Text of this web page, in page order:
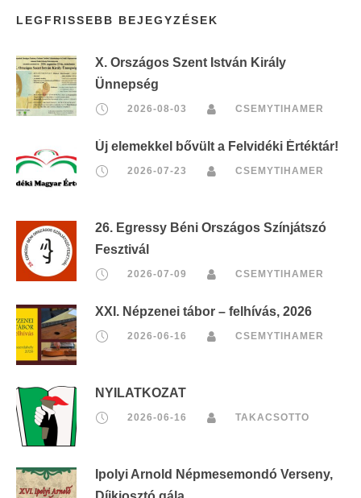
LEGFRISSEBB BEJEGYZÉSEK
X. Országos Szent István Király
Ünnepség
2026-08-03 CSEMYTIHAMER
Új elemekkel bővült a Felvidéki Értéktár!
2026-07-23 CSEMYTIHAMER
26. Egressy Béni Országos Színjátszó
Fesztivál
2026-07-09 CSEMYTIHAMER
XXI. Népzenei tábor – felhívás, 2026
2026-06-16 CSEMYTIHAMER
NYILATKOZAT
2026-06-16 TAKACSOTTO
Ipolyi Arnold Népmesemondó Verseny,